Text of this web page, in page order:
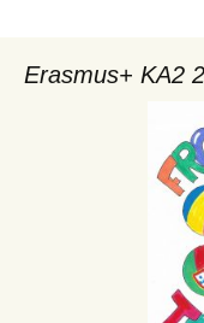
Erasmus+ KA2